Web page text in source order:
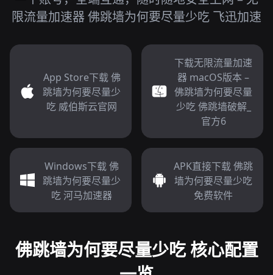
限流量加速器 佛跳墙为何要尽量少吃 飞迅加速
App Store下载 佛
跳墙为何要尽量少
吃 威伯斯云官网
下载无限流量加速
器 macOS版本 –
佛跳墙为何要尽量
少吃 佛跳墙破解_
官方6
Windows下载 佛
跳墙为何要尽量少
吃 河马加速器
APK直接下载 佛跳
墙为何要尽量少吃
免费软件
佛跳墙为何要尽量少吃 核心配置